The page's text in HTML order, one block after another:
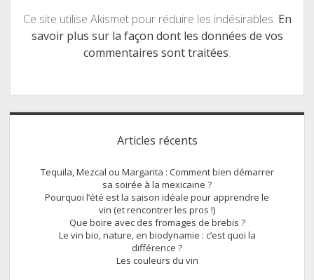
Ce site utilise Akismet pour réduire les indésirables. En
savoir plus sur la façon dont les données de vos
commentaires sont traitées.
Articles récents
Tequila, Mezcal ou Margarita : Comment bien démarrer
sa soirée à la mexicaine ?
Pourquoi l’été est la saison idéale pour apprendre le
vin (et rencontrer les pros !)
Que boire avec des fromages de brebis ?
Le vin bio, nature, en biodynamie : c’est quoi la
différence ?
Les couleurs du vin